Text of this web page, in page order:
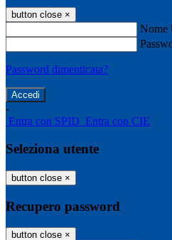
button close ×
Nome
Password dimenticata?
-
Entra con SPID Entra con CIE
Seleziona utente
button close ×
Recupero password
button close ×